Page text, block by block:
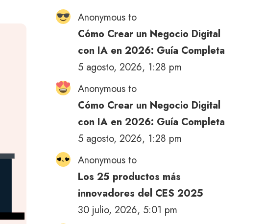
Anonymous to
Cómo Crear un Negocio Digital
con IA en 2026: Guía Completa
5 agosto, 2026, 1:28 pm
Anonymous to
Cómo Crear un Negocio Digital
con IA en 2026: Guía Completa
5 agosto, 2026, 1:28 pm
Anonymous to
Los 25 productos más
innovadores del CES 2025
30 julio, 2026, 5:01 pm